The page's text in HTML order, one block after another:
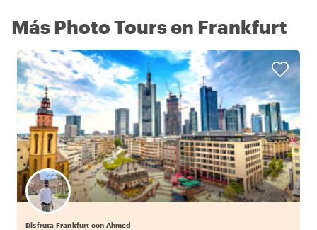
Más Photo Tours en Frankfurt
Disfruta Frankfurt con Ahmed